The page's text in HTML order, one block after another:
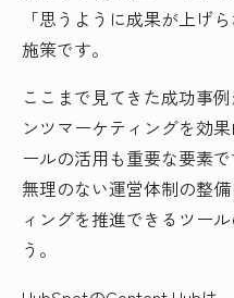
「思うように成果が上げ
施策です。
ここまで見てきた成功事
ンツマーケティングを効
ールの活用も重要な要素
無理のない運営体制の整
ィングを推進できるツー
う。